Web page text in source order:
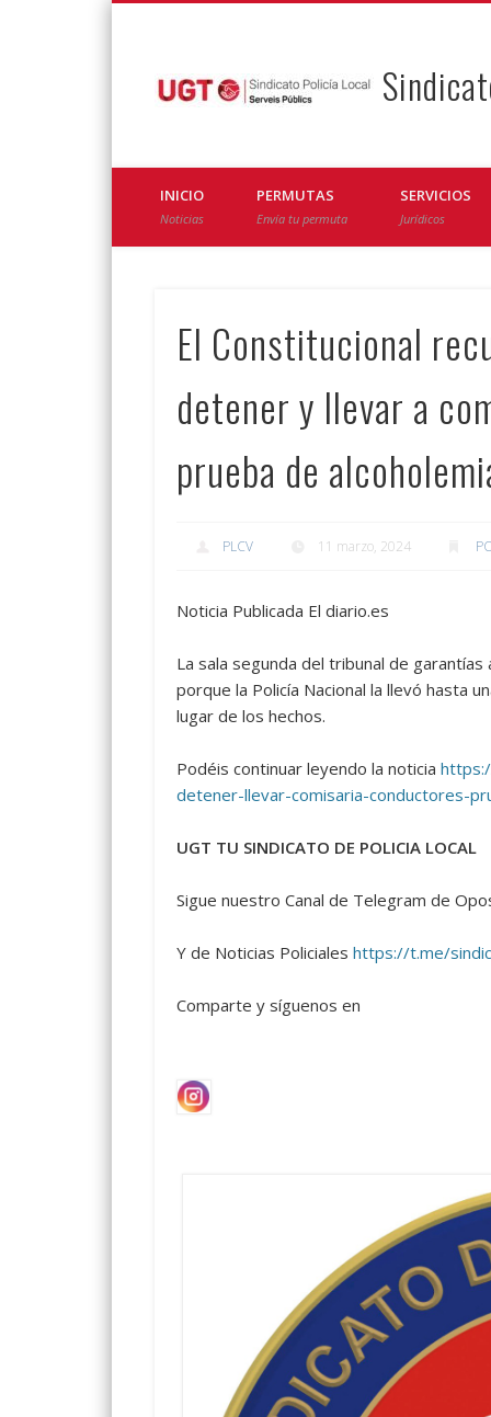
FacebookTwitter
INICIO
Noticias
PERMUTAS
Envía tu permuta
SERVICIOS
Jurídicos
El Constitucional
detener y llevar a
prueba de
PLCV 11 marzo, 2024
Noticia Publicada El diario.es
La sala segunda del tribunal de
porque la Policía Nacional la llevó hasta
lugar de los hechos.
Podéis continuar leyendo la noticia
detener-llevar-comisaria-conductores-
UGT TU SINDICATO DE POLICIA LOCAL
Sigue nuestro Canal de Telegram de
Y de Noticias Policiales https://t.me/
Comparte y síguenos en